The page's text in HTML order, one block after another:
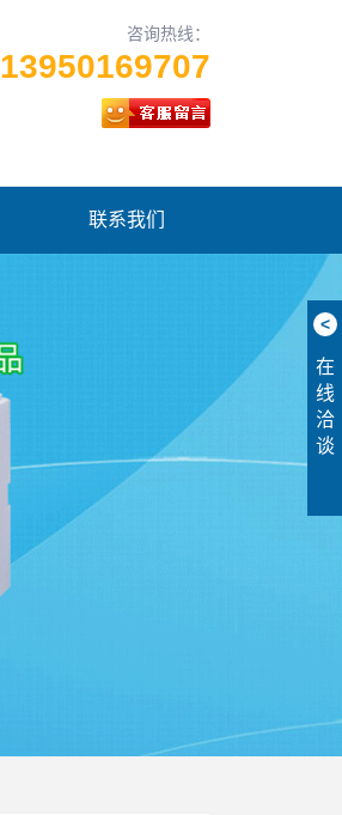
咨询热线：
13950169707
联系我们
<
在
线
洽
谈